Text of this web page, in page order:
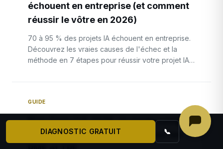
échouent en entreprise (et comment
réussir le vôtre en 2026)
70 à 95 % des projets IA échouent en entreprise.
Découvrez les vraies causes de l'échec et la
méthode en 7 étapes pour réussir votre projet IA
GUIDE
Plan Osez l'IA 2026 : le guide complet
des aides et financements pour les
DIAGNOSTIC GRATUIT 📞